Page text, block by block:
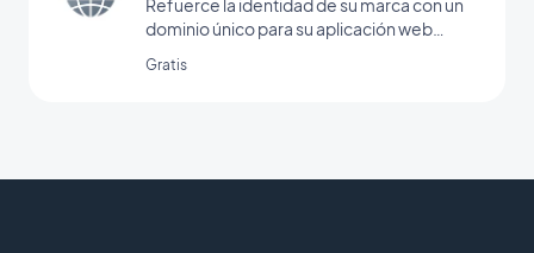
Refuerce la identidad de su marca con un
dominio único para su aplicación web
Gratis